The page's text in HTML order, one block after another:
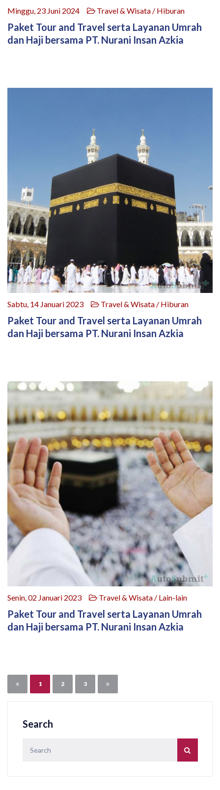
Minggu, 23 Juni 2024 Travel & Wisata / Hiburan
Paket Tour and Travel serta Layanan Umrah
dan Haji bersama PT. Nurani Insan Azkia
Sabtu, 14 Januari 2023 Travel & Wisata / Hiburan
Paket Tour and Travel serta Layanan Umrah
dan Haji bersama PT. Nurani Insan Azkia
Senin, 02 Januari 2023 Travel & Wisata / Lain-lain
Paket Tour and Travel serta Layanan Umrah
dan Haji bersama PT. Nurani Insan Azkia
1 2 3
Search